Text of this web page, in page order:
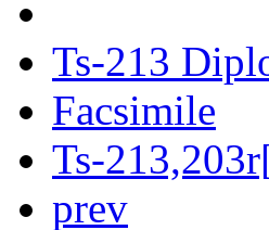
Ts-213
Facsimile
Ts-
prev